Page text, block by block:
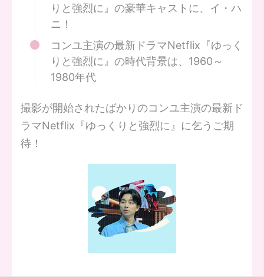
りと強烈に』の豪華キャストに、イ・ハ
ニ！
コンユ主演の最新ドラマNetflix『ゆっく
りと強烈に』の時代背景は、1960～
1980年代
撮影が開始されたばかりのコンユ主演の最新ド
ラマNetflix『ゆっくりと強烈に』に乞うご期
待！